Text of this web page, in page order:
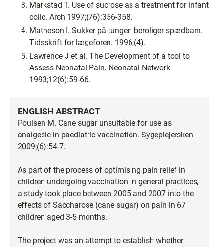
Markstad T. Use of sucrose as a treatment for infant
colic. Arch 1997;(76):356-358.
Matheson I. Sukker på tungen beroliger spædbarn.
Tidsskrift for lægeforen. 1996;(4).
Lawrence J et al. The Development of a tool to
Assess Neonatal Pain. Neonatal Network
1993;12(6):59-66.
ENGLISH ABSTRACT
Poulsen M. Cane sugar unsuitable for use as
analgesic in paediatric vaccination. Sygeplejersken
2009;(6):54-7.
As part of the process of optimising pain relief in
children undergoing vaccination in general practices,
a study took place between 2005 and 2007 into the
effects of Saccharose (cane sugar) on pain in 67
children aged 3-5 months.
The project was an attempt to establish whether